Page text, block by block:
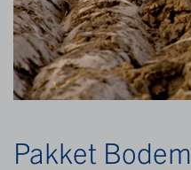
Pakket Bodem